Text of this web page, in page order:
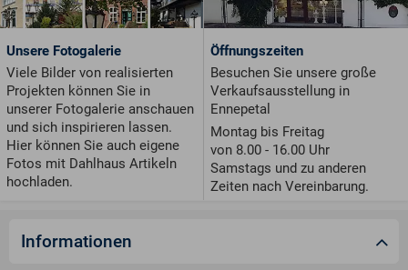
Unsere Fotogalerie
Viele Bilder von realisierten
Projekten können Sie in
unserer Fotogalerie anschauen
und sich inspirieren lassen.
Hier können Sie auch eigene
Fotos mit Dahlhaus Artikeln
hochladen.
Öffnungszeiten
Besuchen Sie unsere große
Verkaufsausstellung in
Ennepetal
Montag bis Freitag
von 8.00 - 16.00 Uhr
Samstags und zu anderen
Zeiten nach Vereinbarung.
Informationen